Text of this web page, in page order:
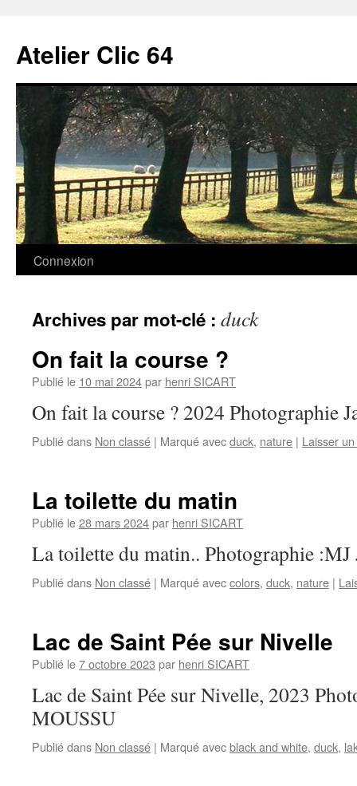
contenu
Atelier Clic 64
Connexion
Archives par mot-clé : duck
On fait la course ?
Publié le 10 mai 2024par henri SICART
On fait la course ? 2024 Photographie
Publié dans Non classé | Marqué avecduck, nature | Laisser
La toilette du matin
Publié le28 mars 2024par henri SICART
La toilette du matin.. Photographie
Publié dans Non classé | Marqué aveccolors, duck, nature |
Lac de Saint Pée sur Nivelle
Publié le7 octobre 2023 par henri SICART
Lac de Saint Pée sur Nivelle, 2023
MOUSSU
Publié dans Non classé | Marqué avecblack and white, duck,